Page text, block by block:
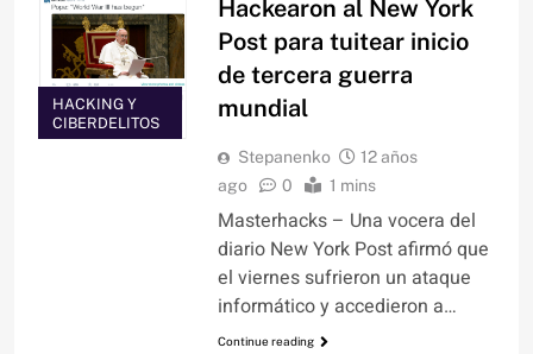
HACKING Y
CIBERDELITOS
Hackearon al New York
Post para tuitear inicio
de tercera guerra
mundial
Stepanenko
12 años
ago
0 1 mins
Masterhacks – Una vocera del
diario New York Post afirmó que
el viernes sufrieron un ataque
informático y accedieron a…
Continue reading